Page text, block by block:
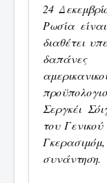
24
Ρωσία
διαθέτει
Σεργκέι
του
συνάντηση.